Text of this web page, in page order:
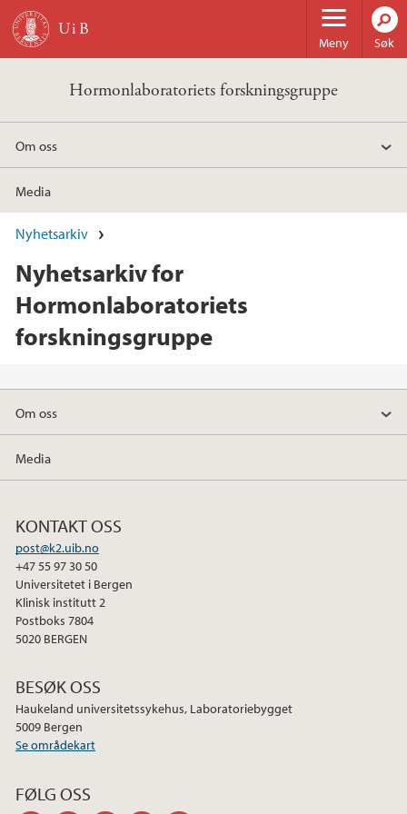
Hopp til hovedinnhold
Meny Søk
Hormonlaboratoriets forskningsgruppe
Om oss
Media
Nyhetsarkiv
Nyhetsarkiv for
Hormonlaboratoriets
forskningsgruppe
Om oss
Media
KONTAKT OSS
post@k2.uib.no
+47 55 97 30 50
Universitetet i Bergen
Klinisk institutt 2
Postboks 7804
5020 BERGEN
BESØK OSS
Haukeland universitetssykehus, Laboratoriebygget
5009 Bergen
Se områdekart
FØLG OSS